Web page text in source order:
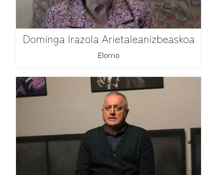
Dominga Irazola Arietaleanizbeaskoa
Elorrio